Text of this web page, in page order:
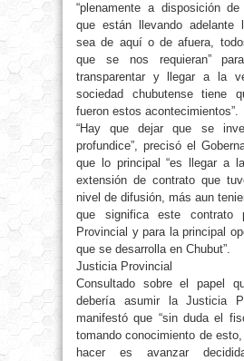
“plenamente a disposición
que están llevando adelante
sea de aquí o de afuera,
que se nos requieran”
transparentar y llegar a la
sociedad chubutense tiene
fueron estos acontecimientos”.
“Hay que dejar que se
profundice”, precisó el
que lo principal “es llegar a
extensión de contrato que
nivel de difusión, más aun
que significa este contrato
Provincial y para la principal
que se desarrolla en Chubut”.
Justicia Provincial
Consultado sobre el papel
debería asumir la Justicia
manifestó que “sin duda el
tomando conocimiento de
hacer es avanzar